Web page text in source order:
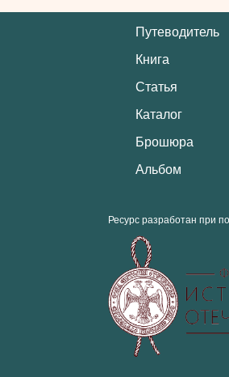
Путеводитель
Книга
Статья
Каталог
Брошюра
Альбом
Ресурс разработан при